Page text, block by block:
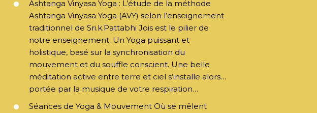
Ashtanga Vinyasa Yoga : L’étude de la méthode
Ashtanga Vinyasa Yoga (AVY) selon l’enseignement
traditionnel de Sri.k.Pattabhi Jois est le pilier de
notre enseignement. Un Yoga puissant et
holistique, basé sur la synchronisation du
mouvement et du souffle conscient. Une belle
méditation active entre terre et ciel s’installe alors…
portée par la musique de votre respiration…
Séances de Yoga & Mouvement Où se mêlent